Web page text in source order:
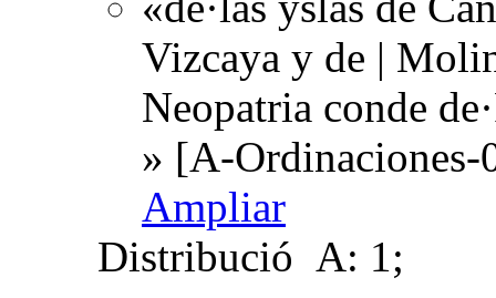
Vizcaya y de |
Neopatria conde
» [A-
Ampliar
Distribució A: 1;